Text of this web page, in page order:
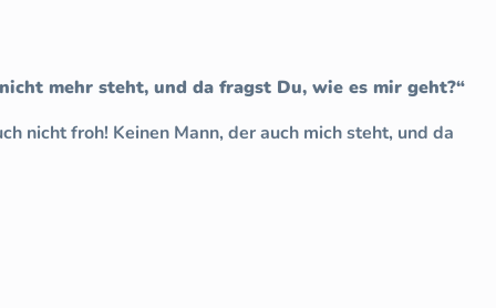
mehr steht, und da fragst Du, wie es mir geht?“
nicht froh! Keinen Mann, der auch mich steht, und da